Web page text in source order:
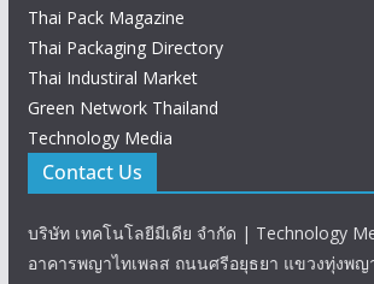
Thai Pack Magazine
Thai Packaging Directory
Thai Industiral Market
Green Network Thailand
Technology Media
Contact Us
บริษัท เทคโนโลยีมีเดีย จำกัด | Technology
อาคารพญาไทเพลส ถนนศรีอยุธยา แขวงทุ่งพญ